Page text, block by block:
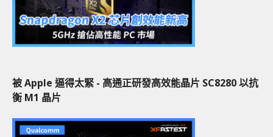
被 Apple 逼得太緊 - 高通正研發高效能晶片 SC8280 以抗
衡 M1 晶片